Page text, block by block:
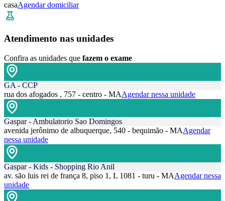
casaAgendar domiciliar
Atendimento nas unidades
Confira as unidades que fazem o exame
GA - CCP
rua dos afogados , 757 - centro - MAAgendar nessa unidade
Gaspar - Ambulatorio Sao Domingos
avenida jerônimo de albuquerque, 540 - bequimão - MAAgendar
nessa unidade
Gaspar - Kids - Shopping Rio Anil
av. são luis rei de frança 8, piso 1, L 1081 - turu - MAAgendar nessa
unidade